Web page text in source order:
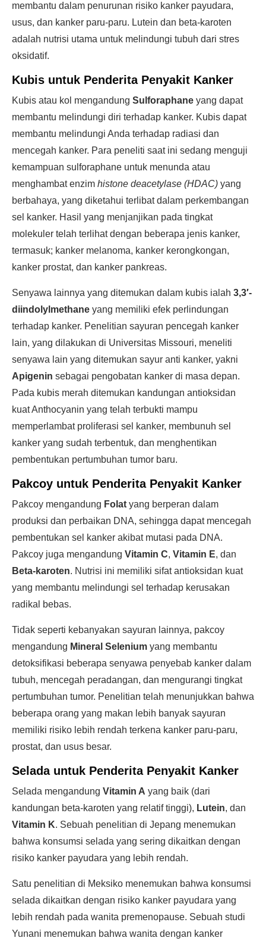
membantu dalam penurunan risiko kanker payudara,
usus, dan kanker paru-paru. Lutein dan beta-karoten
adalah nutrisi utama untuk melindungi tubuh dari stres
oksidatif.
Kubis untuk Penderita Penyakit Kanker
Kubis atau kol mengandung Sulforaphane yang dapat
membantu melindungi diri terhadap kanker. Kubis dapat
membantu melindungi Anda terhadap radiasi dan
mencegah kanker. Para peneliti saat ini sedang menguji
kemampuan sulforaphane untuk menunda atau
menghambat enzim histone deacetylase (HDAC) yang
berbahaya, yang diketahui terlibat dalam perkembangan
sel kanker. Hasil yang menjanjikan pada tingkat
molekuler telah terlihat dengan beberapa jenis kanker,
termasuk; kanker melanoma, kanker kerongkongan,
kanker prostat, dan kanker pankreas.
Senyawa lainnya yang ditemukan dalam kubis ialah 3,3′-
diindolylmethane yang memiliki efek perlindungan
terhadap kanker. Penelitian sayuran pencegah kanker
lain, yang dilakukan di Universitas Missouri, meneliti
senyawa lain yang ditemukan sayur anti kanker, yakni
Apigenin sebagai pengobatan kanker di masa depan.
Pada kubis merah ditemukan kandungan antioksidan
kuat Anthocyanin yang telah terbukti mampu
memperlambat proliferasi sel kanker, membunuh sel
kanker yang sudah terbentuk, dan menghentikan
pembentukan pertumbuhan tumor baru.
Pakcoy untuk Penderita Penyakit Kanker
Pakcoy mengandung Folat yang berperan dalam
produksi dan perbaikan DNA, sehingga dapat mencegah
pembentukan sel kanker akibat mutasi pada DNA.
Pakcoy juga mengandung Vitamin C, Vitamin E, dan
Beta-karoten. Nutrisi ini memiliki sifat antioksidan kuat
yang membantu melindungi sel terhadap kerusakan
radikal bebas.
Tidak seperti kebanyakan sayuran lainnya, pakcoy
mengandung Mineral Selenium yang membantu
detoksifikasi beberapa senyawa penyebab kanker dalam
tubuh, mencegah peradangan, dan mengurangi tingkat
pertumbuhan tumor. Penelitian telah menunjukkan bahwa
beberapa orang yang makan lebih banyak sayuran
memiliki risiko lebih rendah terkena kanker paru-paru,
prostat, dan usus besar.
Selada untuk Penderita Penyakit Kanker
Selada mengandung Vitamin A yang baik (dari
kandungan beta-karoten yang relatif tinggi), Lutein, dan
Vitamin K. Sebuah penelitian di Jepang menemukan
bahwa konsumsi selada yang sering dikaitkan dengan
risiko kanker payudara yang lebih rendah.
Satu penelitian di Meksiko menemukan bahwa konsumsi
selada dikaitkan dengan risiko kanker payudara yang
lebih rendah pada wanita premenopause. Sebuah studi
Yunani menemukan bahwa wanita dengan kanker